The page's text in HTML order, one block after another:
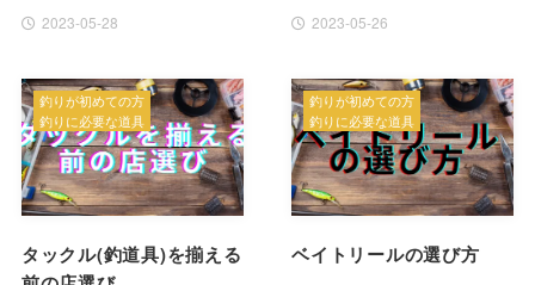
2023-05-28
2023-05-26
タックル(釣道具)を揃える
釣りが初めての方
釣りに必要な道具
ベイトリールの選び方
釣りが初めての方
釣りに必要な道具